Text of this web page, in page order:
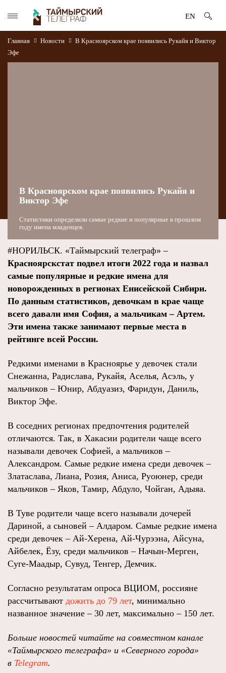
EN
Главная Новости
В Красноярском крае появились Рукайя и Виктор
Эфе
В Красноярском крае появились Рукайя и
Виктор Эфе
Статистики определили самые редкие и популярные в прошлом
году имена младенцев.
#НОРИЛЬСК. «Таймырский телеграф» –
Красноярскстат подвел итоги 2022 года и назвал
самые популярные и редкие имена для
новорожденных в регионах Енисейской Сибири.
По данным статистиков, девочкам в крае чаще
всего давали имя София, а мальчикам – Артем.
Эти имена также занимают первые места в
рейтинге всей России.
Редкими именами в Красноярье у девочек стали
Снежанна, Радислава, Рукайя, Аселья, Асэль, у
мальчиков – Юнир, Абдуазиз, Фаридун, Даниль,
Виктор Эфе.
В соседних регионах предпочтения родителей
отличаются. Так, в Хакасии родители чаще всего
называли девочек Софией, а мальчиков –
Александром. Самые редкие имена среди девочек –
Златаслава, Лиана, Розия, Аниса, Руоюнер, среди
мальчиков – Яков, Тамир, Абдуло, Чойган, Адыяа.
В Туве родители чаще всего называли дочерей
Дариной, а сыновей – Алдаром. Самые редкие имена
среди девочек – Ай-Херена, Ай-Чурээна, Айсуна,
Айбелек, Ёзу, среди мальчиков – Начын-Мерген,
Суге-Маадыр, Сувуд, Тенгер, Демчик.
Согласно результатам опроса ВЦИОМ, россияне
рассчитывают дожить до 79 лет, минимально
названное значение – 30 лет, максимально – 150 лет.
Больше новостей читайте на совместном канале
«Таймырского телеграфа» и «Северного города»
в Telegram.